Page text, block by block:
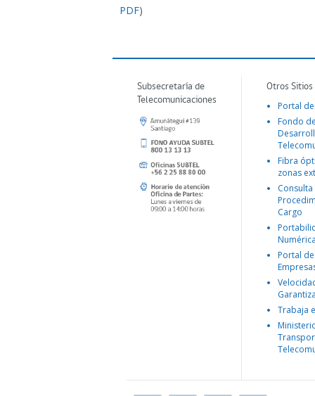
PDF)
Subsecretaría de
Telecomunicaciones
Otros
Portal
Fondo
Fibra
zonas
Consulta
Cargo
Portal
Trabaja